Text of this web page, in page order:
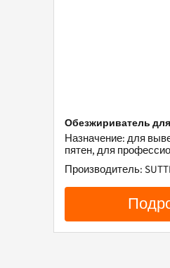
Обезжириватель для
Назначение: для
пятен, для
Производитель: